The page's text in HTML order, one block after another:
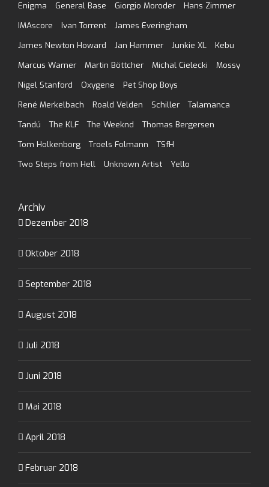
Enigma
General Base Giorgio Moroder
Hans Zimmer
IMAscore
Ivan Torrent
James Everingham
James Newton Howard
Jan Hammer Junkie XL
Kebu
Marcus Warner
Martin Böttcher Michal Cielecki
Mossy
Nigel Stanford
Oxygene
Pet Shop Boys
René Merkelbach
Roald Velden Schiller
Talamanca
Tandú
The KLF The Weeknd
Thomas Bergersen
Tom Holkenborg
Troels Folmann
TSfH
Two Steps from Hell
Unknown Artist Yello
Archiv
Dezember 2018
Oktober 2018
September 2018
August 2018
Juli 2018
Juni 2018
Mai 2018
April 2018
Februar 2018